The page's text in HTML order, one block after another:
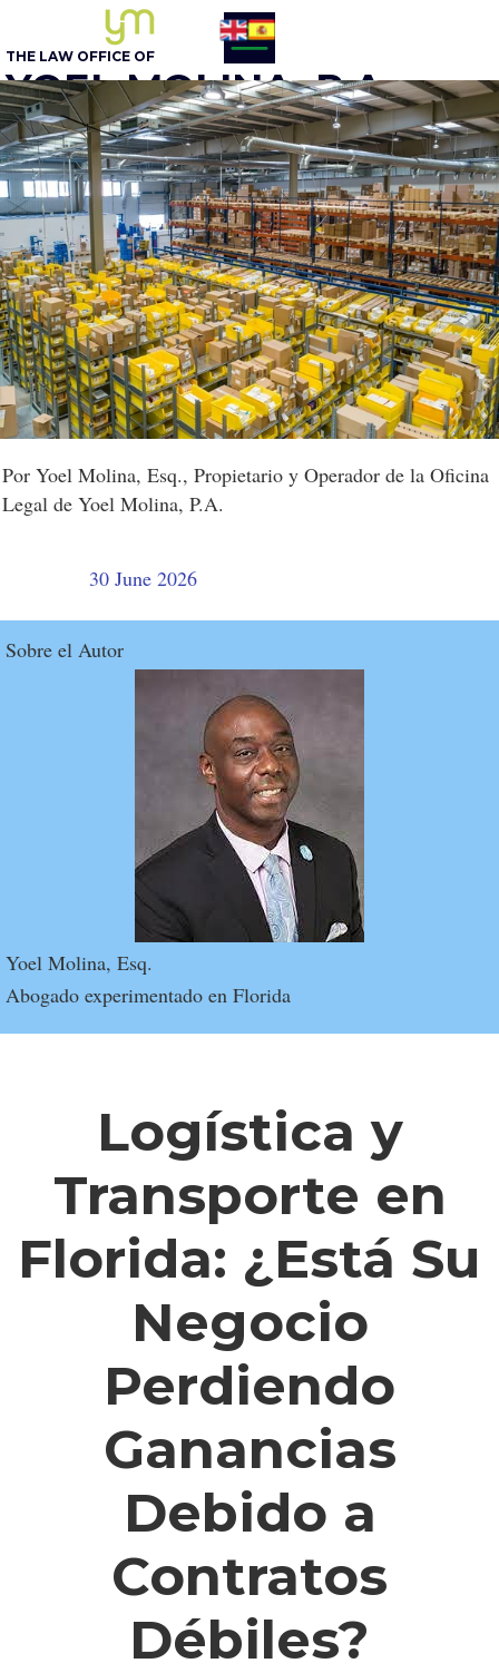
Por Yoel Molina, Esq., Propietario y Operador de la Oficina
Legal de Yoel Molina, P.A.
30 June 2026
Sobre el Autor
Logística y
Transporte en
Florida: ¿Está Su
Negocio
Perdiendo
Ganancias
Debido a
Contratos
Débiles?
Abogado experimentado en Florida
Yoel Molina, Esq.
305 - 548-5020
Opcion 1
THE LAW OFFICE OF
YOEL MOLINA, P.A.
BUSINESS ATTORNEY
English